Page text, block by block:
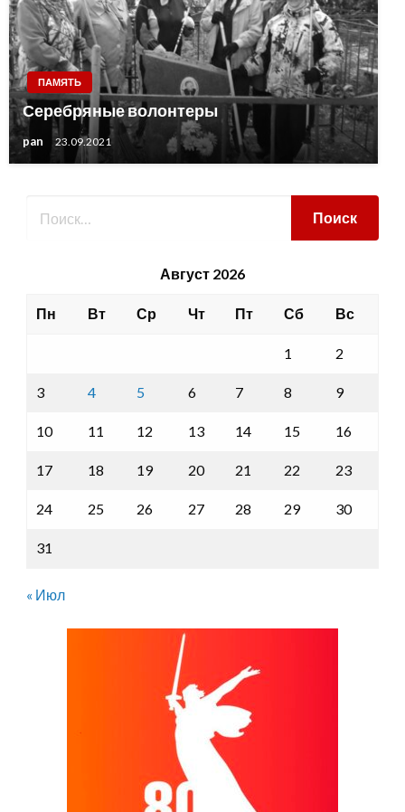
ПАМЯТЬ
Серебряные волонтеры
pan 23.09.2021
Август 2026
Пн Вт Ср Чт Пт Сб Вс
1 2
3 4 5 6 7 8 9
10 11 12 13 14 15 16
17 18 19 20 21 22 23
24 25 26 27 28 29 30
31
« Июл